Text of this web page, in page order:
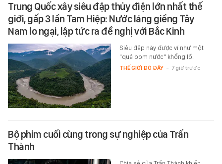
Trung Quốc xây siêu đập thủy điện lớn nhất thế
giới, gấp 3 lần Tam Hiệp: Nước láng giềng Tây
Nam lo ngại, lập tức ra đề nghị với Bắc Kinh
Siêu đập này được ví như một
"quả bom nước" khổng lồ.
THẾ GIỚI ĐÓ ĐÂY - 7 giờ trước
Bộ phim cuối cùng trong sự nghiệp của Trấn
Thành